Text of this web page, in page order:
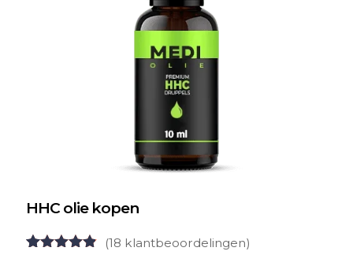
HHC olie kopen
(18 klantbeoordelingen)